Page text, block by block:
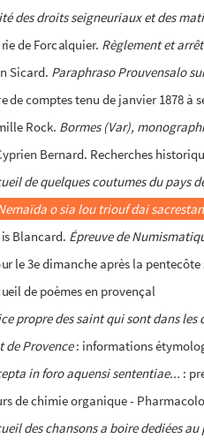
des droits seigneuriaux et des
de Forcalquier. Règlement et
Sicard. Paraphraso Prouvensalo
de comptes tenu de janvier 1878 à
Rock. Bormes (Var),
Bernard. Recherches
de quelques coutumes du pays
o sia lou triouf dai
Blancard. Épreuve de
le 3e dimanche après la
de poèmes en provençal
propre des saint qui sont dans
de Provence: informations
in foro aquensi sententiae... :
de chimie organique -
des chansons a boire dediées